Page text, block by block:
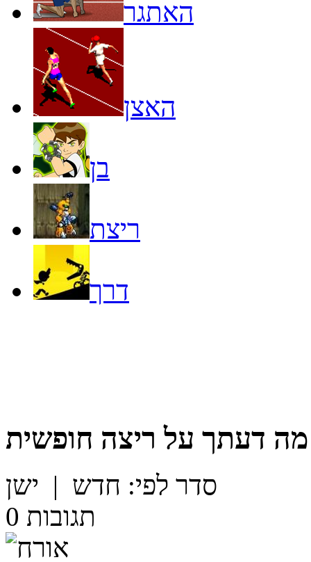
האתגר
האצן
בן
ריצת
דרך
מה דעתך על ריצה חופשית
סדר לפי: חדש | ישן
0 תגובות